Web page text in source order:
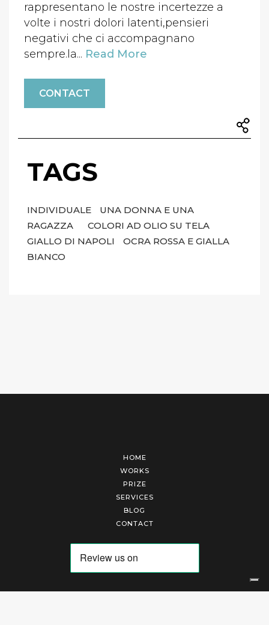
rappresentano le nostre incertezze a
volte i nostri dolori latenti,pensieri
negativi che ci accompagnano
sempre.la... Read More
CONTACT
TAGS
INDIVIDUALE
UNA DONNA E UNA
RAGAZZA
COLORI AD OLIO SU TELA
GIALLO DI NAPOLI
OCRA ROSSA E GIALLA
BIANCO
HOME
WORKS
PRIZE
SERVICES
BLOG
CONTACT
Arte Laguna Srl | P.I. 03845370265 | REA 303184 |Cookies Policy|Privacy Policy